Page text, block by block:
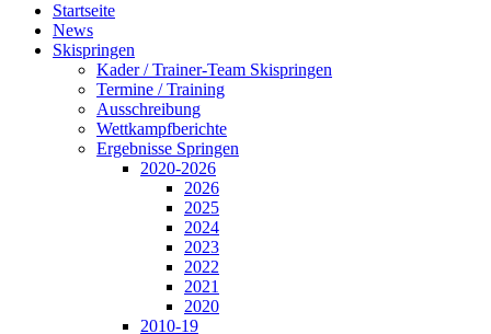
Startseite
News
Skispringen
Kader / Trainer-Team Skispringen
Termine / Training
Ausschreibung
Wettkampfberichte
Ergebnisse Springen
2020-2026
2026
2025
2024
2023
2022
2021
2020
2010-19